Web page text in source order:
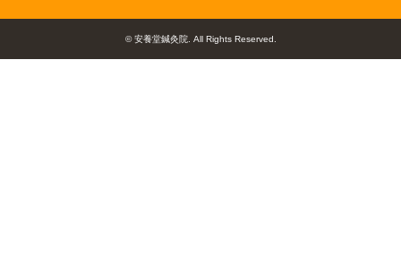
©安養堂鍼灸院. All Rights Reserved.